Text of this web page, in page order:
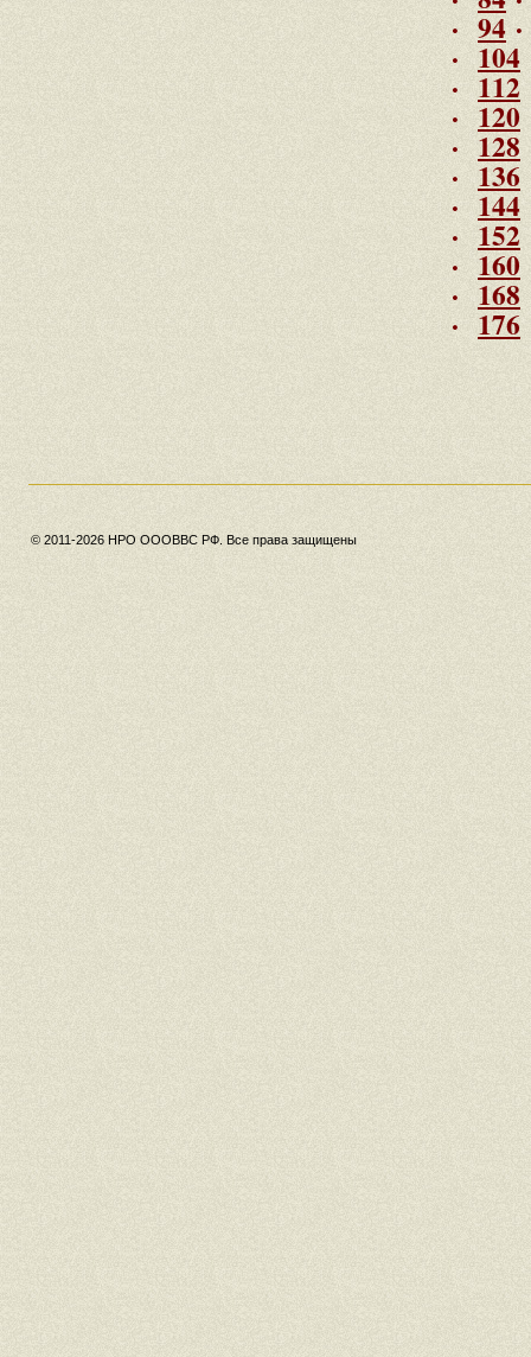
· 94 ·
· 104
· 112
· 120
· 128
· 136
· 144
· 152
· 160
· 168
· 176
© 2011-2026 НРО ОООВВС РФ. Все права защищены